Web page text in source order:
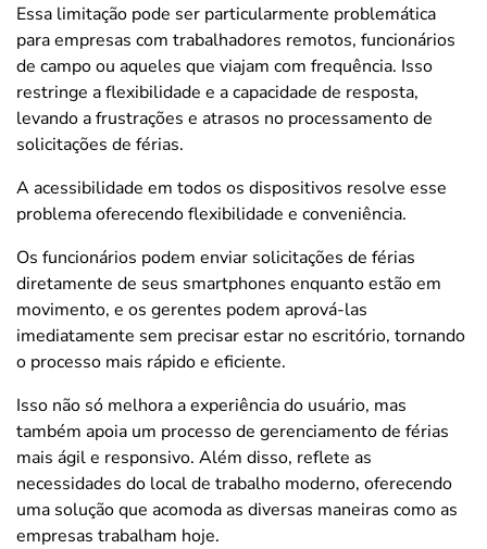
Essa limitação pode ser particularmente problemática
para empresas com trabalhadores remotos, funcionários
de campo ou aqueles que viajam com frequência. Isso
restringe a flexibilidade e a capacidade de resposta,
levando a frustrações e atrasos no processamento de
solicitações de férias.
A acessibilidade em todos os dispositivos resolve esse
problema oferecendo flexibilidade e conveniência.
Os funcionários podem enviar solicitações de férias
diretamente de seus smartphones enquanto estão em
movimento, e os gerentes podem aprová-las
imediatamente sem precisar estar no escritório, tornando
o processo mais rápido e eficiente.
Isso não só melhora a experiência do usuário, mas
também apoia um processo de gerenciamento de férias
mais ágil e responsivo. Além disso, reflete as
necessidades do local de trabalho moderno, oferecendo
uma solução que acomoda as diversas maneiras como as
empresas trabalham hoje.